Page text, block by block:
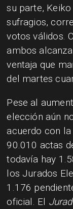
su parte,
sufragios,
votos válidos.
ambos
ventaja que
del martes
Pese al
elección aún
acuerdo con la
90.010 actas
todavía hay
los Jurados
1.176
oficial. El